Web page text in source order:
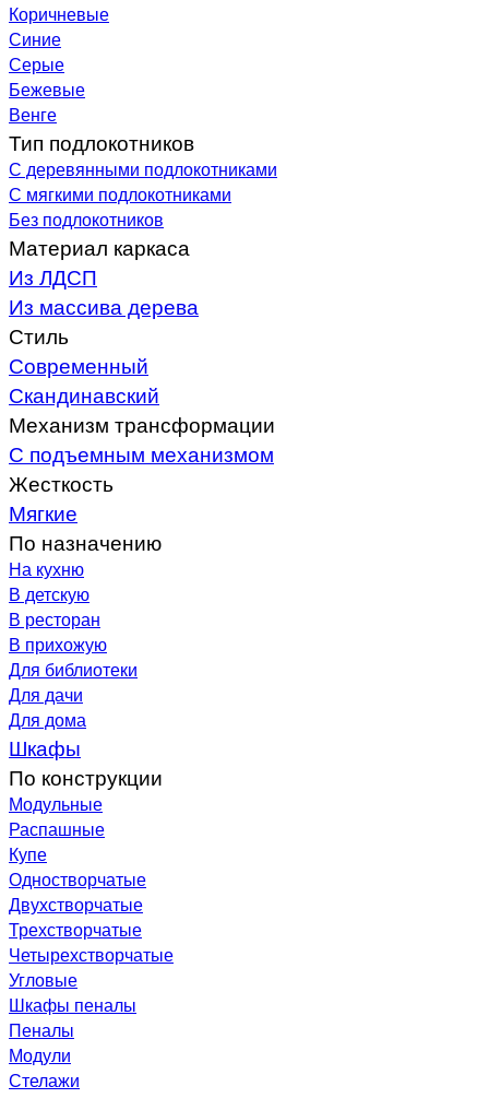
Коричневые
Синие
Серые
Бежевые
Венге
Тип подлокотников
С деревянными подлокотниками
С мягкими подлокотниками
Без подлокотников
Материал каркаса
Из ЛДСП
Из массива дерева
Стиль
Современный
Скандинавский
Механизм трансформации
С подъемным механизмом
Жесткость
Мягкие
По назначению
На кухню
В детскую
В ресторан
В прихожую
Для библиотеки
Для дачи
Для дома
Шкафы
По конструкции
Модульные
Распашные
Купе
Одностворчатые
Двухстворчатые
Трехстворчатые
Четырехстворчатые
Угловые
Шкафы пеналы
Пеналы
Модули
Стелажи